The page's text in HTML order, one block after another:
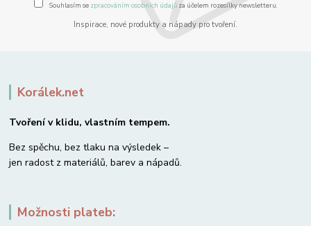
Souhlasím se zpracováním osobních údajůza účelem rozesílky newsletteru.
Inspirace, nové produkty a nápady pro tvoření.
Korálek.net
Tvoření v klidu, vlastním tempem.
Bez spěchu, bez tlaku na výsledek –
jen radost z materiálů, barev a nápadů.
Možnosti plateb: